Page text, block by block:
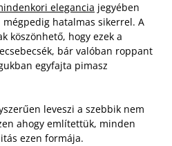
elegancia jegyében
hatalmas sikerrel. A
köszönhető, hogy ezek a
bár valóban roppant
egyfajta pimasz
leveszi a szebbik nem
ahogy említettük, minden
ezen formája.